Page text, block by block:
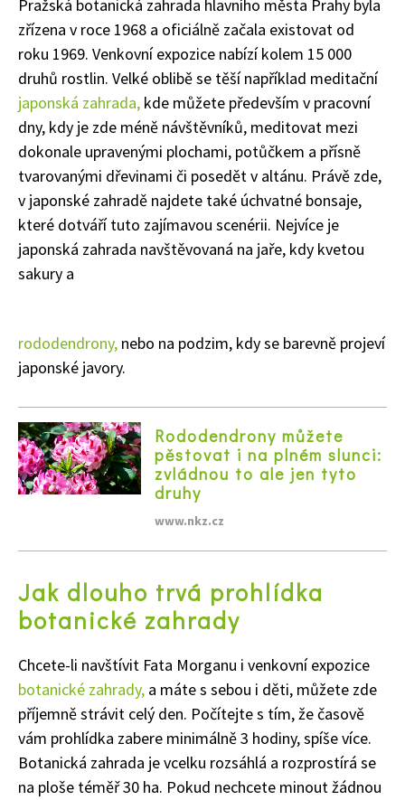
Pražská botanická zahrada hlavního města Prahy byla
zřízena v roce 1968 a oficiálně začala existovat od
roku 1969. Venkovní expozice nabízí kolem 15 000
druhů rostlin. Velké oblibě se těší například meditační
japonská zahrada, kde můžete především v pracovní
dny, kdy je zde méně návštěvníků, meditovat mezi
dokonale upravenými plochami, potůčkem a přísně
tvarovanými dřevinami či posedět v altánu. Právě zde,
v japonské zahradě najdete také úchvatné bonsaje,
které dotváří tuto zajímavou scenérii. Nejvíce je
japonská zahrada navštěvovaná na jaře, kdy kvetou
sakury a
rododendrony, nebo na podzim, kdy se barevně projeví
japonské javory.
Rododendrony můžete
pěstovat i na plném slunci:
zvládnou to ale jen tyto
druhy
www.nkz.cz
Jak dlouho trvá prohlídka
botanické zahrady
Chcete-li navštívit Fata Morganu i venkovní expozice
botanické zahrady, a máte s sebou i děti, můžete zde
příjemně strávit celý den. Počítejte s tím, že časově
vám prohlídka zabere minimálně 3 hodiny, spíše více.
Botanická zahrada je vcelku rozsáhlá a rozprostírá se
na ploše téměř 30 ha. Pokud nechcete minout žádnou